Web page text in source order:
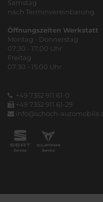
Samstag
nach Terminvereinbarung
Öffnungszeiten Werkstatt
Montag - Donnerstag
07:30 - 17:00 Uhr
Freitag
07:30 - 15:00 Uhr
+49 7352 911 61-0
+49 7352 911 61-29
info@schoch-